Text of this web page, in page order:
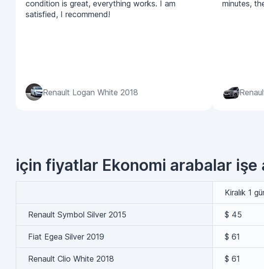
condition is great, everything works. I am
satisfied, I recommend!
Renault Logan White 2018
minutes,
için fiyatlar Ekonomi arabalar işe
Kiralık 1
Renault Symbol Silver 2015 $ 45
Fiat Egea Silver 2019 $ 61
Renault Clio White 2018 $ 61